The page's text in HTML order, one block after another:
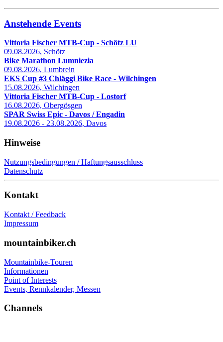
Anstehende Events
Vittoria Fischer MTB-Cup - Schötz LU
09.08.2026, Schötz
Bike Marathon Lumniezia
09.08.2026, Lumbrein
EKS Cup #3 Chläggi Bike Race - Wilchingen
15.08.2026, Wilchingen
Vittoria Fischer MTB-Cup - Lostorf
16.08.2026, Obergösgen
SPAR Swiss Epic - Davos / Engadin
19.08.2026 - 23.08.2026, Davos
Hinweise
Nutzungsbedingungen / Haftungsausschluss
Datenschutz
Kontakt
Kontakt / Feedback
Impressum
mountainbiker.ch
Mountainbike-Touren
Informationen
Point of Interests
Events, Rennkalender, Messen
Channels